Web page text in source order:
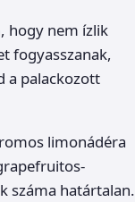
hogy nem ízlik
fogyasszanak,
a palackozott
limonádéra
száma határtalan.